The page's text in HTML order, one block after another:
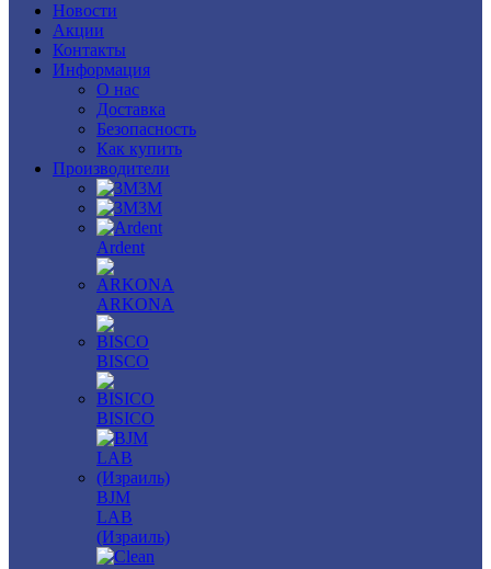
Новости
Акции
Контакты
Информация
О нас
Доставка
Безопасность
Как купить
Производители
3M
3М
Ardent
ARKONA
BISCO
BISICO
BJM
LAB
(Израиль)